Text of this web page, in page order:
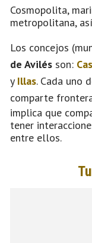
Cosmopolita,
metropolitana,
Los concejos
de Avilés son:
y Illas. Cada uno
comparte
implica que
tener
entre ellos.